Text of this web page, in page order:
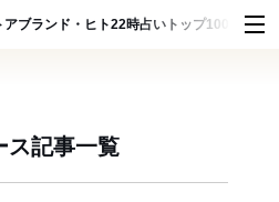
アブランド・ヒト22時占い トップ100 スナッ
ス記事一覧